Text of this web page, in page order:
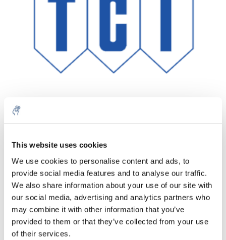
This website uses cookies
We use cookies to personalise content and ads, to
provide social media features and to analyse our traffic.
We also share information about your use of our site with
our social media, advertising and analytics partners who
may combine it with other information that you’ve
provided to them or that they’ve collected from your use
of their services.
Aantal Product
1 Stuk
€200,08
€242,10 Meer
Toevoegen aan winkelwagen
Informatie